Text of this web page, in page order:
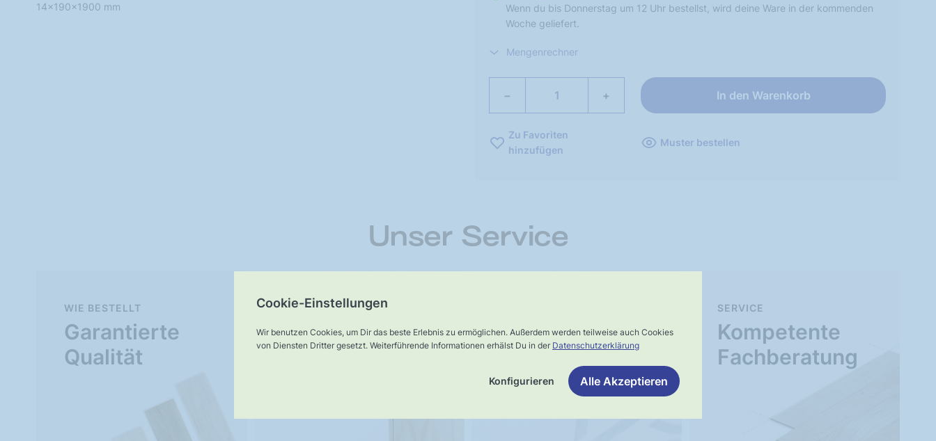
Cookie-Einstellungen
Wir benutzen Cookies, um Dir das beste Erlebnis zu ermöglichen. Außerdem werden teilweise auch Cookies
von Diensten Dritter gesetzt. Weiterführende Informationen erhälst Du in der Datenschutzerklärung
Konfigurieren Alle Akzeptieren
Wenn du bis Donnerstag um 12 Uhr bestellst, wird deine Ware in der kommenden
Woche geliefert.
Mengenrechner
− + In den Warenkorb
Zu Favoriten
hinzufügen
Muster bestellen
14x190x1900 mm
Unser Service
Garantierte
Qualität
WIE BESTELLT
Muster-
Versand
Schnelle,
verlässliche
Lieferung
Kompetente
Fachberatung
SERVICE